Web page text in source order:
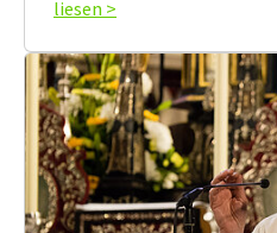
liesen >